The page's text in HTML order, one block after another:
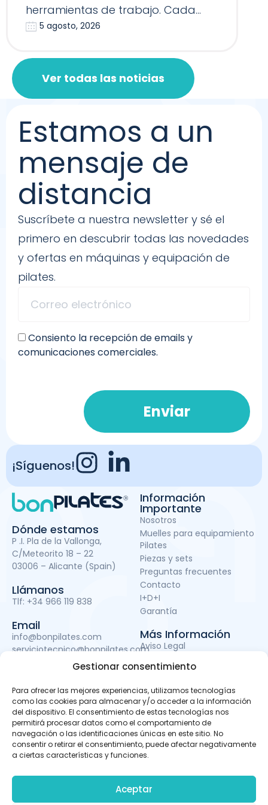
Gestionar consentimiento
Para ofrecer las mejores experiencias, utilizamos tecnologías
como las cookies para almacenar y/o acceder a la información
del dispositivo. El consentimiento de estas tecnologías nos
permitirá procesar datos como el comportamiento de
navegación o las identificaciones únicas en este sitio. No
consentir o retirar el consentimiento, puede afectar negativamente
a ciertas características y funciones.
Aceptar
herramientas de trabajo. Cada
Reformer, Silla…
5 agosto, 2026
Ver todas las noticias
Dónde estamos
P .I. Pla de la Vallonga,
C/Meteorito 18 – 22
03006 – Alicante (Spain)
Llámanos
Tlf: +34 966 119 838
Email
info@bonpilates.com
serviciotecnico@bonpilates.com
Información
Importante
Nosotros
Muelles para equipamiento
Pilates
Piezas y sets
Preguntas frecuentes
Contacto
I+D+I
Garantía
Más Información
Aviso Legal
Política de Privacidad
Política de cookies
Subvenciones
Estamos a un
mensaje de
distancia
Suscríbete a nuestra newsletter y sé el
primero en descubrir todas las novedades
y ofertas en máquinas y equipación de
pilates.
Consiento la recepción de emails y
comunicaciones comerciales.
Enviar
¡Síguenos!
BONPILATES S.L. ha sido beneficiaria del Fondo Europeo de
Desarrollo Regional cuyo objetivo es mejorar el uso y la
calidad de las tecnologías de la información y de las
apps móviles, otro de Desarrollo de material promocional